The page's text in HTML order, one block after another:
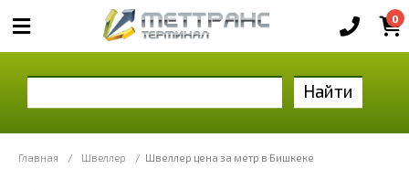
0
Найти
Главная / Швеллер / Швеллер цена за метр в Бишкеке